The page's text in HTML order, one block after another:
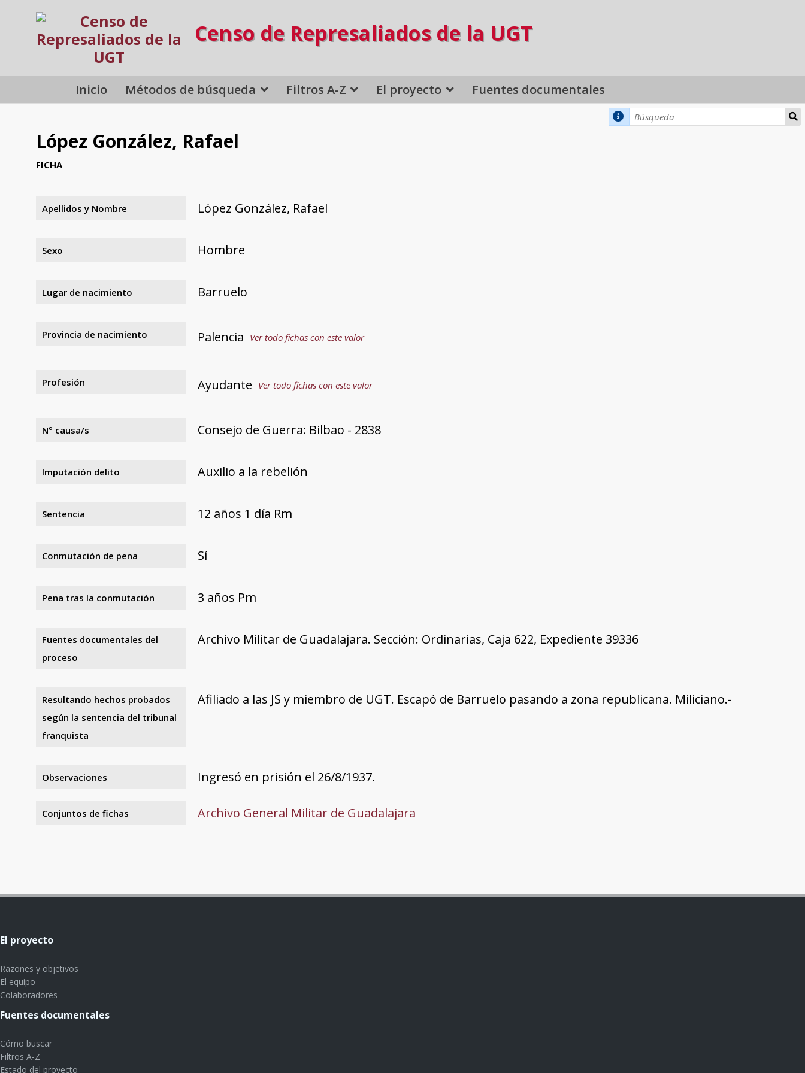
Censo de Represaliados de la UGT
Inicio Métodos de búsqueda Filtros A-Z El proyecto Fuentes documentales
López González, Rafael
FICHA
Apellidos y Nombre López González, Rafael
Sexo Hombre
Lugar de nacimiento Barruelo
Provincia de nacimiento Palencia Ver todo fichas con este valor
Profesión Ayudante Ver todo fichas con este valor
Nº causa/s Consejo de Guerra: Bilbao - 2838
Imputación delito Auxilio a la rebelión
Sentencia 12 años 1 día Rm
Conmutación de pena Sí
Pena tras la conmutación 3 años Pm
Fuentes documentales del
proceso
Archivo Militar de Guadalajara. Sección: Ordinarias, Caja 622, Expediente 39336
Resultando hechos probados
según la sentencia del tribunal
franquista
Afiliado a las JS y miembro de UGT. Escapó de Barruelo pasando a zona republicana. Miliciano.-
Observaciones Ingresó en prisión el 26/8/1937.
Conjuntos de fichas Archivo General Militar de Guadalajara
El proyecto
Razones y objetivos
El equipo
Colaboradores
Fuentes documentales
Cómo buscar
Filtros A-Z
Estado del proyecto